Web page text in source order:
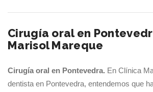
Invisalign
Expander
para
Cirugía oral en
Marisol Mareque
Cirugía oral en Pontevedra. En Clínica
dentista en Pontevedra, entendemos que